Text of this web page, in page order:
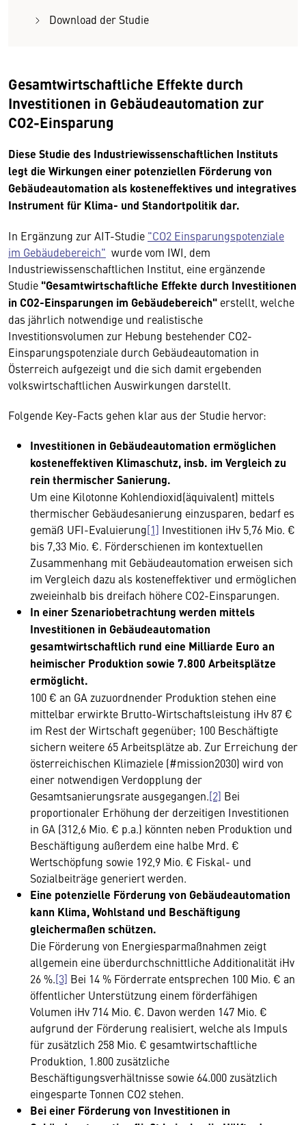
Download der Studie
Gesamtwirtschaftliche Effekte durch
Investitionen in Gebäudeautomation zur
CO2-Einsparung
Diese Studie des Industriewissenschaftlichen Instituts
legt die Wirkungen einer potenziellen Förderung von
Gebäudeautomation als kosteneffektives und integratives
Instrument für Klima- und Standortpolitik dar.
In Ergänzung zur AIT-Studie "CO2 Einsparungspotenziale
im Gebäudebereich" wurde vom IWI, dem
Industriewissenschaftlichen Institut, eine ergänzende
Studie "Gesamtwirtschaftliche Effekte durch Investitionen
in CO2-Einsparungen im Gebäudebereich" erstellt, welche
das jährlich notwendige und realistische
Investitionsvolumen zur Hebung bestehender CO2-
Einsparungspotenziale durch Gebäudeautomation in
Österreich aufgezeigt und die sich damit ergebenden
volkswirtschaftlichen Auswirkungen darstellt.
Folgende Key-Facts gehen klar aus der Studie hervor:
Investitionen in Gebäudeautomation ermöglichen
kosteneffektiven Klimaschutz, insb. im Vergleich zu
rein thermischer Sanierung.
Um eine Kilotonne Kohlendioxid(äquivalent) mittels
thermischer Gebäudesanierung einzusparen, bedarf es
gemäß UFI-Evaluierung[1] Investitionen iHv 5,76 Mio. €
bis 7,33 Mio. €. Förderschienen im kontextuellen
Zusammenhang mit Gebäudeautomation erweisen sich
im Vergleich dazu als kosteneffektiver und ermöglichen
zweieinhalb bis dreifach höhere CO2-Einsparungen.
In einer Szenariobetrachtung werden mittels
Investitionen in Gebäudeautomation
gesamtwirtschaftlich rund eine Milliarde Euro an
heimischer Produktion sowie 7.800 Arbeitsplätze
ermöglicht.
100 € an GA zuzuordnender Produktion stehen eine
mittelbar erwirkte Brutto-Wirtschaftsleistung iHv 87 €
im Rest der Wirtschaft gegenüber; 100 Beschäftigte
sichern weitere 65 Arbeitsplätze ab. Zur Erreichung der
österreichischen Klimaziele (#mission2030) wird von
einer notwendigen Verdopplung der
Gesamtsanierungsrate ausgegangen.[2] Bei
proportionaler Erhöhung der derzeitigen Investitionen
in GA (312,6 Mio. € p.a.) könnten neben Produktion und
Beschäftigung außerdem eine halbe Mrd. €
Wertschöpfung sowie 192,9 Mio. € Fiskal- und
Sozialbeiträge generiert werden.
Eine potenzielle Förderung von Gebäudeautomation
kann Klima, Wohlstand und Beschäftigung
gleichermaßen schützen.
Die Förderung von Energiesparmaßnahmen zeigt
allgemein eine überdurchschnittliche Additionalität iHv
26 %.[3] Bei 14 % Förderrate entsprechen 100 Mio. € an
öffentlicher Unterstützung einem förderfähigen
Volumen iHv 714 Mio. €. Davon werden 147 Mio. €
aufgrund der Förderung realisiert, welche als Impuls
für zusätzlich 258 Mio. € gesamtwirtschaftliche
Produktion, 1.800 zusätzliche
Beschäftigungsverhältnisse sowie 64.000 zusätzlich
eingesparte Tonnen CO2 stehen.
Bei einer Förderung von Investitionen in